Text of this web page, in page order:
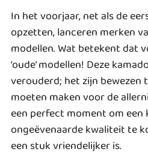
In het voorjaar, net als de
opzetten, lanceren merken
modellen. Wat betekent dat
‘oude’ modellen! Deze
verouderd; het zijn bewezen
moeten maken voor de
een perfect moment om een
ongeëvenaarde kwaliteit te
een stuk vriendelijker is.